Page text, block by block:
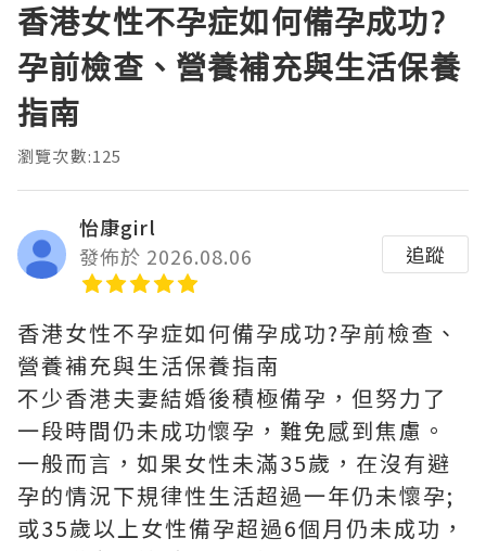
香港女性不孕症如何備孕成功?
孕前檢查、營養補充與生活保養
指南
瀏覽次數:125
怡康girl
發佈於 2026.08.06
追蹤
香港女性不孕症如何備孕成功?孕前檢查、
營養補充與生活保養指南
不少香港夫妻結婚後積極備孕，但努力了
一段時間仍未成功懷孕，難免感到焦慮。
一般而言，如果女性未滿35歲，在沒有避
孕的情況下規律性生活超過一年仍未懷孕;
或35歲以上女性備孕超過6個月仍未成功，